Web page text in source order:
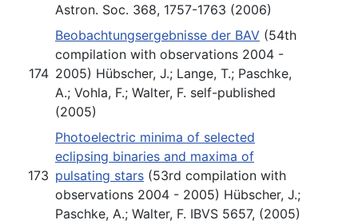
Astron. Soc. 368, 1757-1763 (2006)
174
Beobachtungsergebnisse der BAV (54th
compilation with observations 2004 -
2005) Hübscher, J.; Lange, T.; Paschke,
A.; Vohla, F.; Walter, F. self-published
(2005)
173
Photoelectric minima of selected
eclipsing binaries and maxima of
pulsating stars (53rd compilation with
observations 2004 - 2005) Hübscher, J.;
Paschke, A.; Walter, F. IBVS 5657, (2005)